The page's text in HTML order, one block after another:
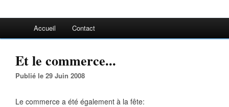
Accueil Contact
Et le commerce...
Publié le 29 Juin 2008
Le commerce a été également à la fête: